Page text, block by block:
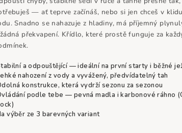
— ať teprve začínáš, nebo si jen chceš v
Snadno se nahazuje z hladiny, má příjemný
překvapení. Křídlo, které prostě funguje za
a odpouštějící — ideální na první starty i běžné
nahození z vody a vyvážený, předvídatelný tah
konstrukce, která vydrží sezonu za sezonou
podle tebe — pevná madla i karbonové ráhno
výběr ze 3 barevných variant